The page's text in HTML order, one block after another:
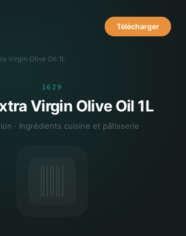
Télécharger
Virgin Olive Oil 1L
1629
Virgin Olive Oil 1L
· Ingrédients cuisine et pâtisserie